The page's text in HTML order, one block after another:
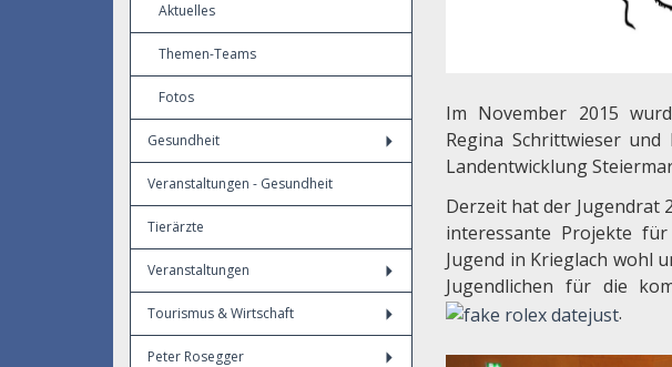
Aktuelles
Themen-Teams
Fotos
Gesundheit
Veranstaltungen - Gesundheit
Tierärzte
Veranstaltungen
Tourismus & Wirtschaft
Peter Rosegger
Im November 2015
Regina Schrittwieser
Landentwicklung
Derzeit hat der Jugendrat
interessante Projekte
Jugend in Krieglach wohl
Jugendlichen für die
.